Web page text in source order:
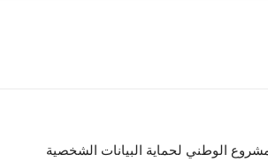
الوطني لحماية البيانات الشخصية